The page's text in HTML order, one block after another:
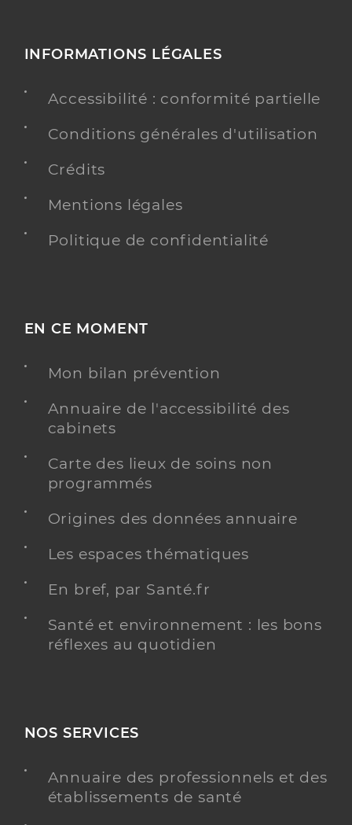
INFORMATIONS LÉGALES
Accessibilité : conformité partielle
Conditions générales d'utilisation
Crédits
Mentions légales
Politique de confidentialité
EN CE MOMENT
Mon bilan prévention
Annuaire de l'accessibilité des
cabinets
Carte des lieux de soins non
programmés
Origines des données annuaire
Les espaces thématiques
En bref, par Santé.fr
Santé et environnement : les bons
réflexes au quotidien
NOS SERVICES
Annuaire des professionnels et des
établissements de santé